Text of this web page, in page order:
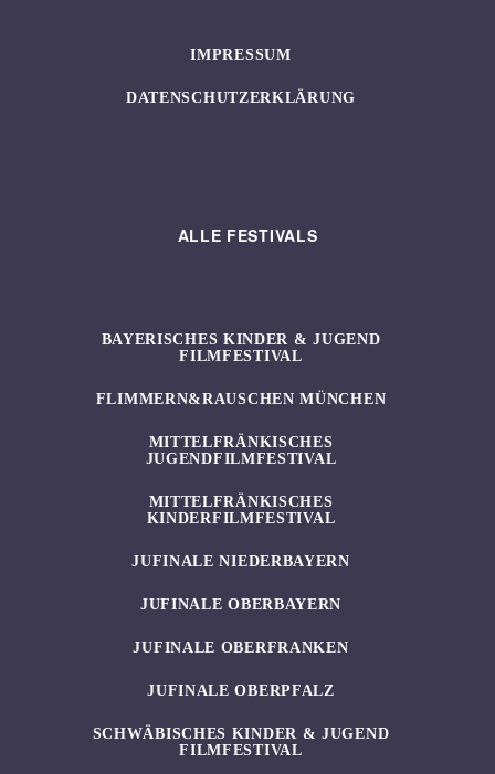
IMPRESSUM
DATENSCHUTZERKLÄRUNG
ALLE FESTIVALS
BAYERISCHES KINDER & JUGEND
FILMFESTIVAL
FLIMMERN&RAUSCHEN MÜNCHEN
MITTELFRÄNKISCHES
JUGENDFILMFESTIVAL
MITTELFRÄNKISCHES
KINDERFILMFESTIVAL
JUFINALE NIEDERBAYERN
JUFINALE OBERBAYERN
JUFINALE OBERFRANKEN
JUFINALE OBERPFALZ
SCHWÄBISCHES KINDER & JUGEND
FILMFESTIVAL